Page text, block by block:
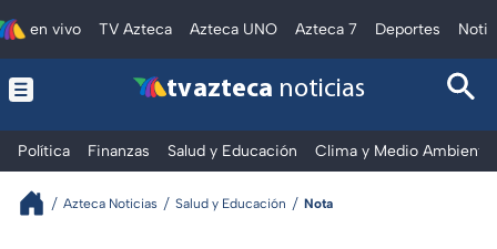
en vivo TV Azteca Azteca UNO Azteca 7 Deportes
tv azteca noticias
Política Finanzas Salud y Educación Clima y Medio Ambiente
Azteca Noticias Salud y Educación Nota